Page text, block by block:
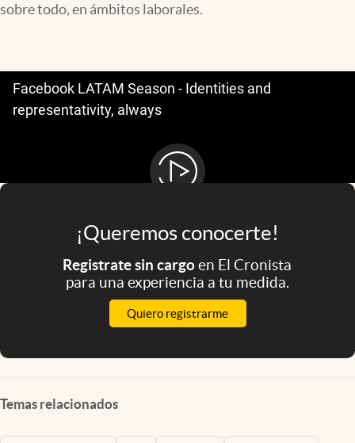
Eventos Corporativos
sobre todo, en ámbitos laborales.
¡Queremos conocerte!
Registrate sin cargoen El Cronista
para una experiencia a tu medida.
Quiero registrarme
Temas relacionados